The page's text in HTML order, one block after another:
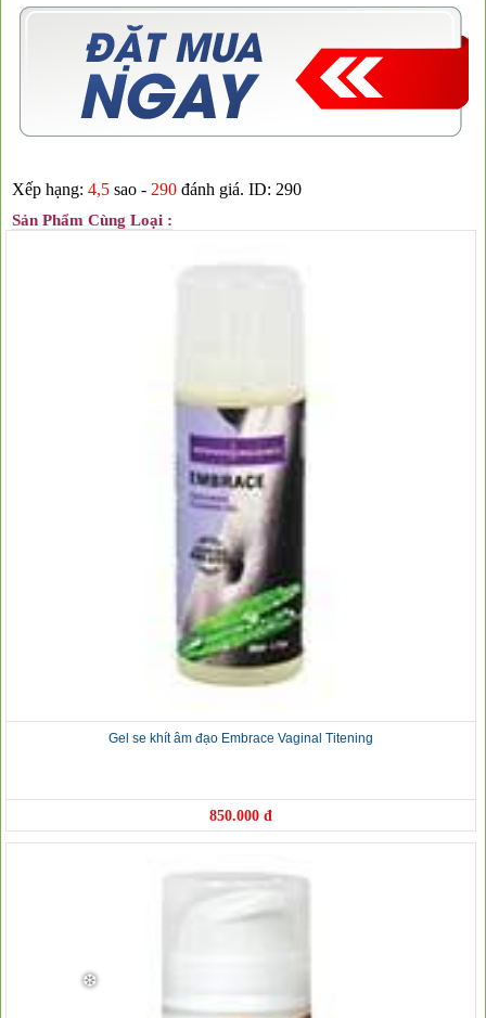
Xếp hạng: 4,5 sao - 290 đánh giá. ID: 290
Sản Phẩm Cùng Loại :
Gel se khít âm đạo Embrace Vaginal Titening
850.000 đ